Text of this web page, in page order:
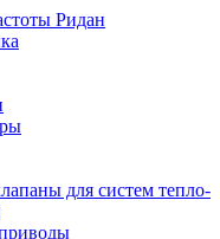
Ридан
для систем тепло-